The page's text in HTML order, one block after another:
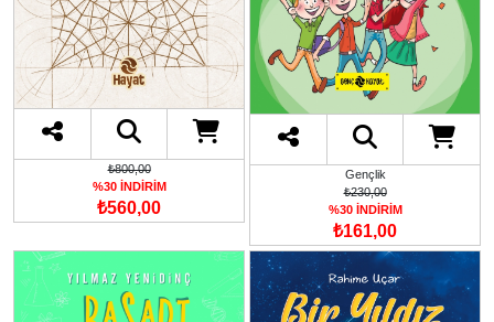
₺800,00
%30 İNDİRİM
₺560,00
Gençlik
₺230,00
%30 İNDİRİM
₺161,00